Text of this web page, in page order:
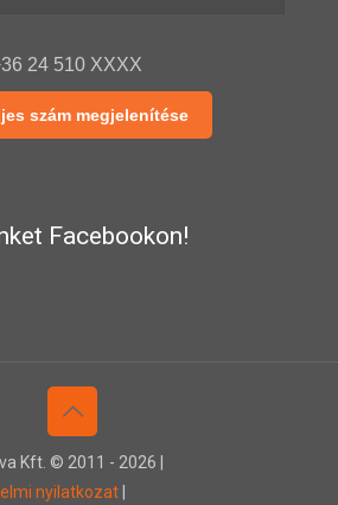
24 510 XXXX
szám megjelenítése
Facebookon!
Kft. © 2011 - 2026 |
nyilatkozat